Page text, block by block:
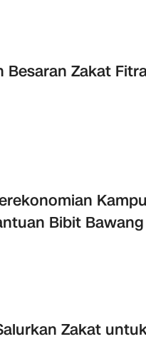
Besaran Zakat
Bibit
Zakat